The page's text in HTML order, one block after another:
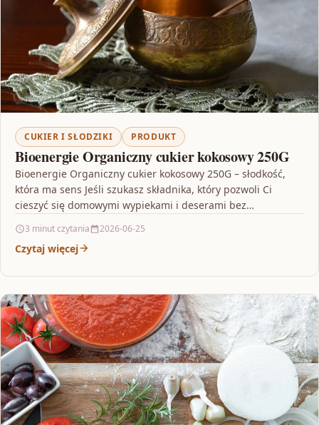
CUKIER I SŁODZIKI PRODUKT
Bioenergie Organiczny cukier kokosowy 250G
Bioenergie Organiczny cukier kokosowy 250G – słodkość,
która ma sens Jeśli szukasz składnika, który pozwoli Ci
cieszyć się domowymi wypiekami i deserami bez
3 minut czytania 2026-06-25
Czytaj więcej